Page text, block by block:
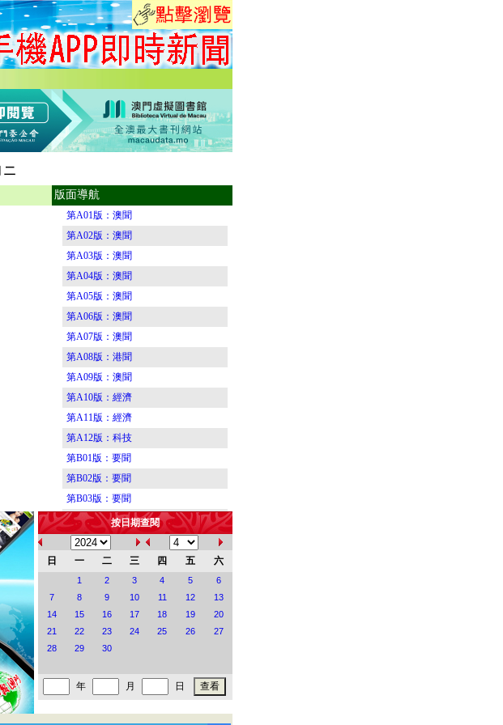
二
版面導航
第A01版：澳聞
第A02版：澳聞
第A03版：澳聞
第A04版：澳聞
第A05版：澳聞
第A06版：澳聞
第A07版：澳聞
第A08版：港聞
第A09版：澳聞
第A10版：經濟
第A11版：經濟
第A12版：科技
第B01版：要聞
第B02版：要聞
第B03版：要聞
第B04版：要聞
第B05版：要聞
第B06版：要聞
第B07版：體育
第B08版：體育
第C01版：藝海
第C04版：藝海
第C06版：視覺
按日期查閱
日 一 二 三 四 五 六
1 2 3 4 5
6
7
8 9 10 11 12
13
14
15 16 17 18 19
20
21
22 23 24 25 26
27
28
29 30
年 月 日